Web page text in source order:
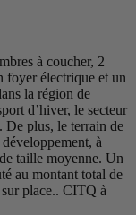
à coucher, 2
foyer électrique et un
la région de
d’hiver, le secteur
De plus, le terrain de
à
taille moyenne. Un
au montant total de
place.. CITQ à